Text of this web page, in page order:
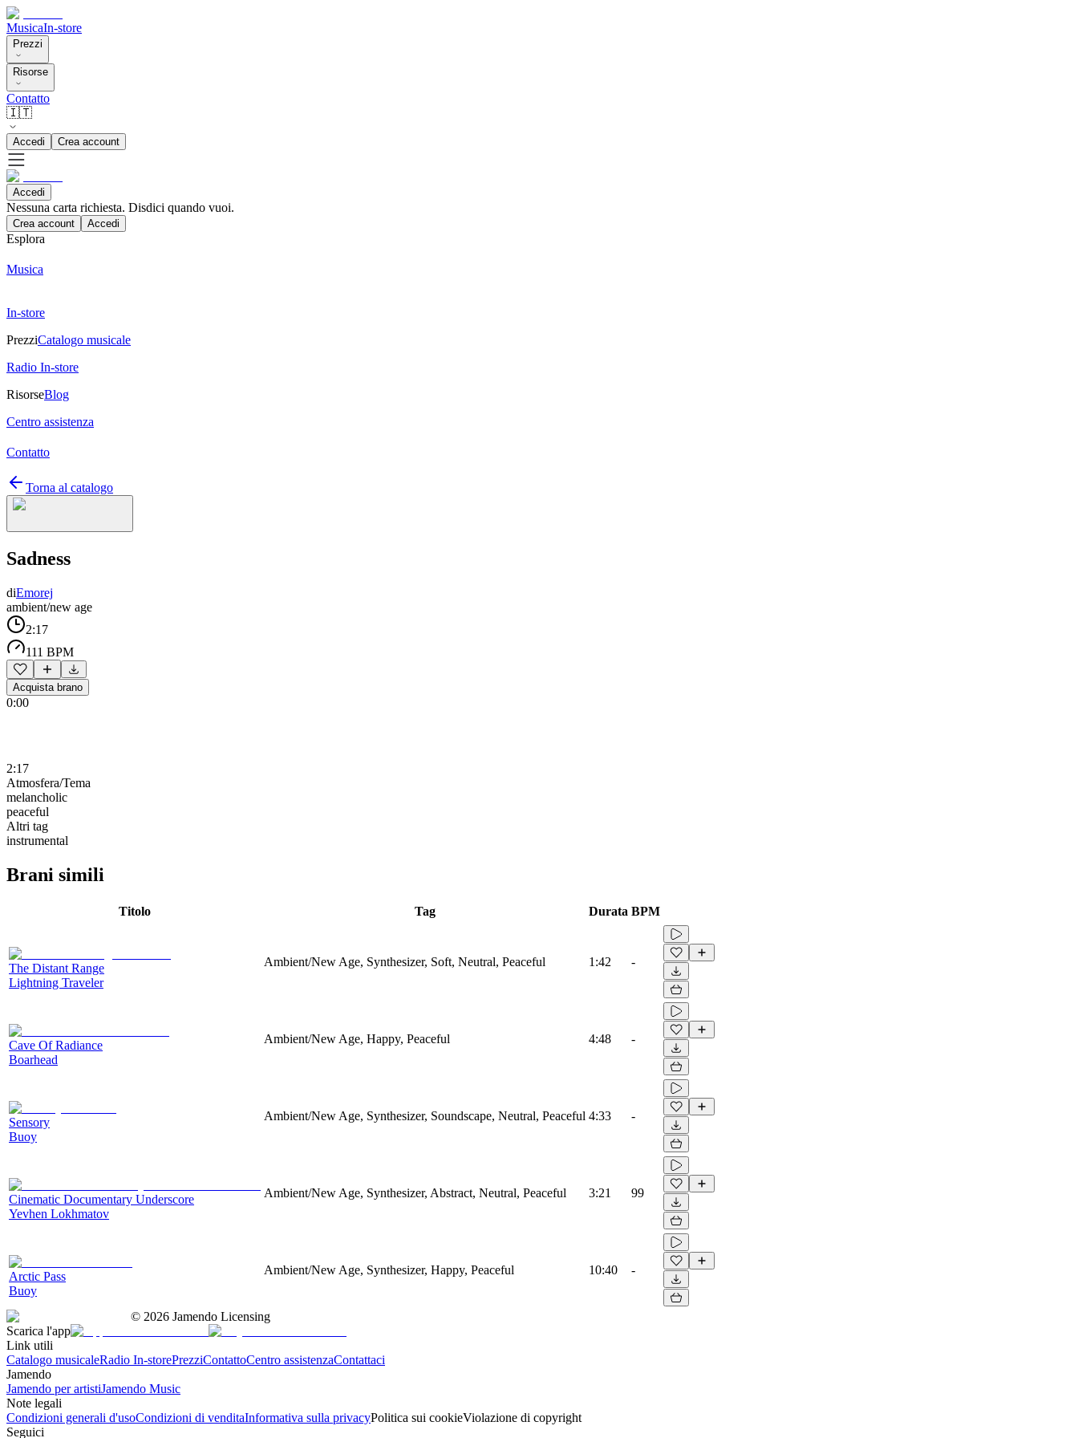
MusicaIn-store
Prezzi
Risorse
Contatto
🇮🇹
Accedi Crea account
Accedi
Nessuna carta richiesta. Disdici quando vuoi.
Crea account Accedi
Esplora
Musica
In-store
PrezziCatalogo musicale
Radio In-store
RisorseBlog
Centro assistenza
Contatto
Torna al catalogo
Sadness
diEmorej
ambient/new age
2:17
111 BPM
Acquista brano
0:00
2:17
Atmosfera/Tema
melancholic
peaceful
Altri tag
instrumental
Brani simili
Titolo Tag Durata BPM
The Distant Range
Lightning Traveler
Ambient/New Age, Synthesizer, Soft, Neutral, Peaceful 1:42 -
Cave Of Radiance
Boarhead
Ambient/New Age, Happy, Peaceful 4:48 -
Sensory
Buoy
Ambient/New Age, Synthesizer, Soundscape, Neutral, Peaceful 4:33 -
Cinematic Documentary Underscore
Yevhen Lokhmatov
Ambient/New Age, Synthesizer, Abstract, Neutral, Peaceful 3:21 99
Arctic Pass
Buoy
Ambient/New Age, Synthesizer, Happy, Peaceful 10:40 -
© 2026 Jamendo Licensing
Scarica l'app
Link utili
Catalogo musicaleRadio In-storePrezziContattoCentro assistenzaContattaci
Jamendo
Jamendo per artistiJamendo Music
Note legali
Condizioni generali d'usoCondizioni di venditaInformativa sulla privacyPolitica sui cookieViolazione di copyright
Seguici